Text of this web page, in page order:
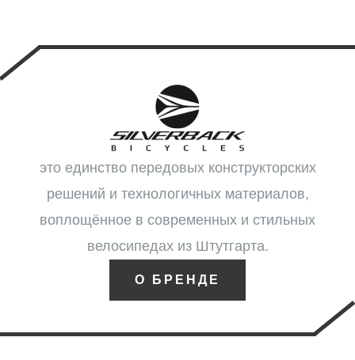
это единство передовых конструкторских
решений и технологичных материалов,
воплощённое в современных и стильных
велосипедах из Штутгарта.
О БРЕНДЕ